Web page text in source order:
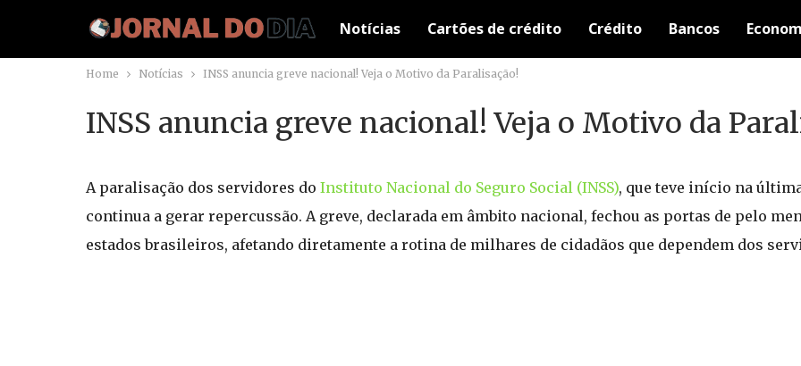
Notícias Cartões de crédito Crédito Bancos
Home Notícias INSS anuncia greve nacional! Veja o Motivo da Paralisação!
INSS anuncia greve nacional! Veja o Motivo da
A paralisação dos servidores do Instituto Nacional do Seguro Social (INSS), que teve início na
continua a gerar repercussão. A greve, declarada em âmbito nacional, fechou as portas de pelo
estados brasileiros, afetando diretamente a rotina de milhares de cidadãos que dependem dos